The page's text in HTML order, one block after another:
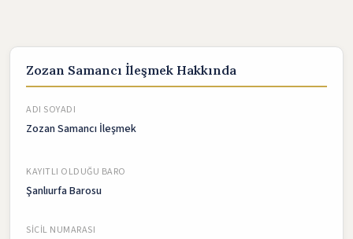
Zozan Samancı İleşmek Hakkında
ADI SOYADI
Zozan Samancı İleşmek
KAYITLI OLDUĞU BARO
Şanlıurfa Barosu
SICIL NUMARASI